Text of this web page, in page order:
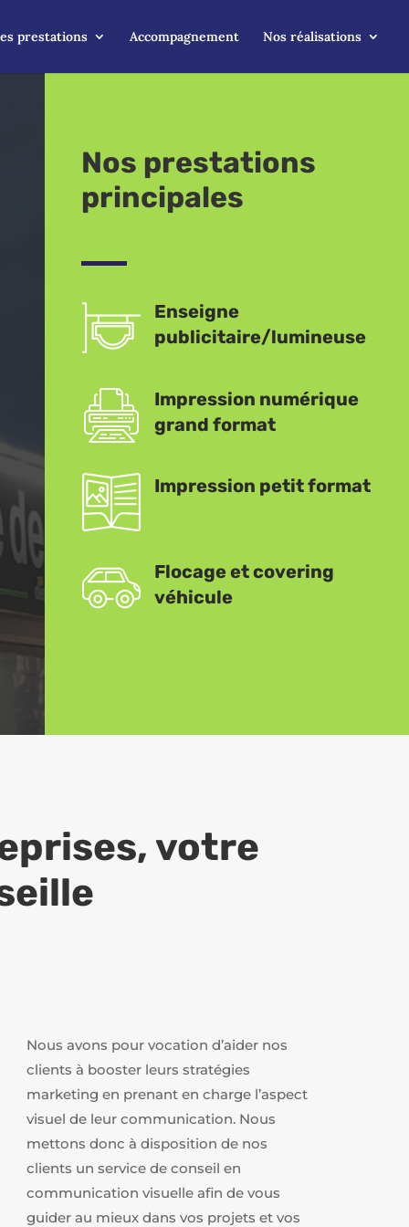
prestations Accompagnement Nos réalisations
Nos prestations
principales
Enseigne
publicitaire/lumineuse
Impression numérique
grand format
Impression petit format
Flocage et covering
véhicule
votre
Nous avons pour vocation d’aider nos
clients à booster leurs stratégies
marketing en prenant en charge l’aspect
visuel de leur communication. Nous
mettons donc à disposition de nos
clients un service de conseil en
communication visuelle afin de vous
guider au mieux dans vos projets et vos